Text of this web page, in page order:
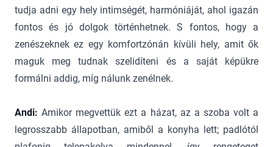
tudja adni egy hely intimségét, harmóniáját, ahol igazán
fontos és jó dolgok történhetnek. S fontos, hogy a
zenészeknek ez egy komfortzónán kívüli hely, amit ők
maguk meg tudnak szelidíteni és a saját képükre
formálni addig, míg nálunk zenélnek.
Andi: Amikor megvettük ezt a házat, az a szoba volt a
legrosszabb állapotban, amiből a konyha lett; padlótól